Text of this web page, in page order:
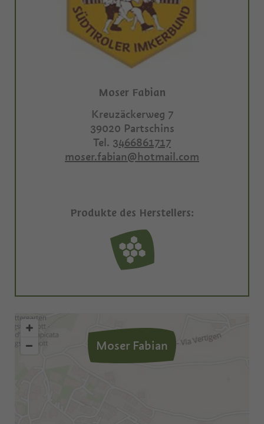
Moser Fabian
Kreuzäckerweg 7
39020 Partschins
Tel. 3466861717
moser.fabian@hotmail.com
Produkte des Herstellers:
Moser Fabian